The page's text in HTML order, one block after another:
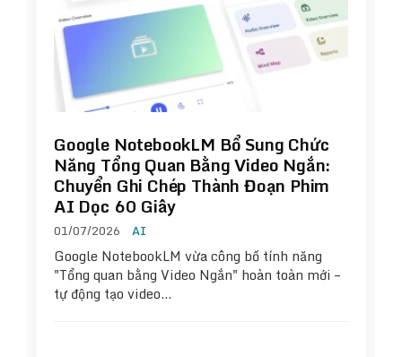
Google NotebookLM Bổ Sung Chức
Năng Tổng Quan Bằng Video Ngắn:
Chuyển Ghi Chép Thành Đoạn Phim
AI Dọc 60 Giây
01/07/2026 AI
Google NotebookLM vừa công bố tính năng
"Tổng quan bằng Video Ngắn" hoàn toàn mới –
tự động tạo video…